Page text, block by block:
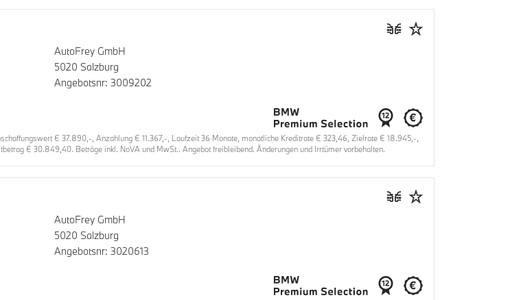
AutoFrey GmbH
5020 Salzburg
Angebotsnr: 3009202
€ 37.890,-, Anzahlung € 11.367,-, Laufzeit 36 Monate, monatliche Kreditrate € 323,46, Zielrate € 18.945,-,
€ 30.849,40. Beträge inkl. NoVA und MwSt.. Angebot freibleibend. Änderungen und Irrtümer vorbehalten.
AutoFrey GmbH
5020 Salzburg
Angebotsnr: 3020613